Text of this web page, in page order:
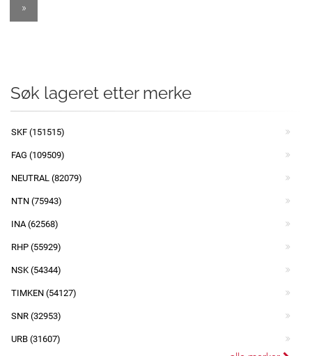
»
Søk lageret etter merke
SKF (151515)
FAG (109509)
NEUTRAL (82079)
NTN (75943)
INA (62568)
RHP (55929)
NSK (54344)
TIMKEN (54127)
SNR (32953)
URB (31607)